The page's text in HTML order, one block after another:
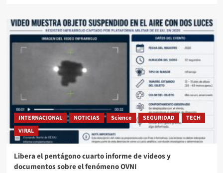
INTERNACIONAL NOTICIAS Science SEGURIDAD
TECH
VIRAL
Libera el pentágono cuarto informe de videos y
documentos sobre el fenómeno OVNI